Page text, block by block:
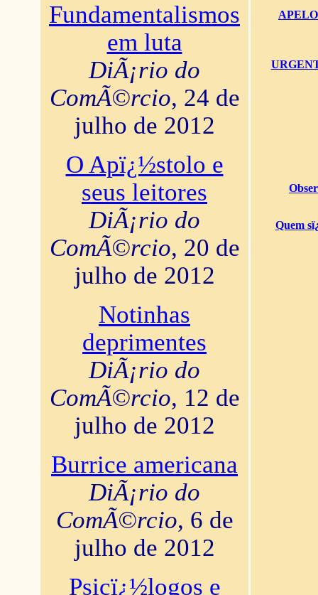
Fundamentalismos
em luta
DiÃ¡rio do
ComÃ©rcio, 24 de
julho de 2012
O Apï¿½stolo e
seus leitores
DiÃ¡rio do
ComÃ©rcio, 20 de
julho de 2012
Notinhas
deprimentes
DiÃ¡rio do
ComÃ©rcio, 12 de
julho de 2012
Burrice americana
DiÃ¡rio do
ComÃ©rcio, 6 de
julho de 2012
Psicï¿½logos e
Quem